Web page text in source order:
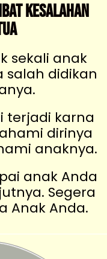
Kesalahan
sekali anak
salah didikan
terjadi karna
dirinya
anaknya.
anak Anda
Segera
Anak Anda.